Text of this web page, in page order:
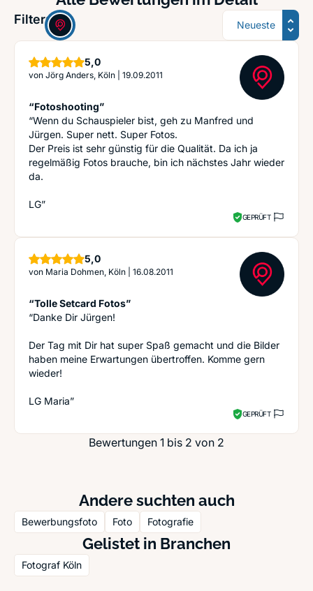
Filter: Sortierung
5,0Sterne
von Jörg Anders, Köln 19.09.2011
“Fotoshooting”
“Wenn du Schauspieler bist, geh zu Manfred und
Jürgen. Super nett. Super Fotos.
Der Preis ist sehr günstig für die Qualität. Da ich ja
regelmäßig Fotos brauche, bin ich nächstes Jahr wieder
da.
LG”
GEPRÜFT
5,0Sterne
von Maria Dohmen, Köln 16.08.2011
“Tolle Setcard Fotos”
“Danke Dir Jürgen!
Der Tag mit Dir hat super Spaß gemacht und die Bilder
haben meine Erwartungen übertroffen. Komme gern
wieder!
LG Maria”
GEPRÜFT
Bewertungen 1 bis 2 von 2
Andere suchten auch
Bewerbungsfoto Foto Fotografie
Gelistet in Branchen
Fotograf Köln